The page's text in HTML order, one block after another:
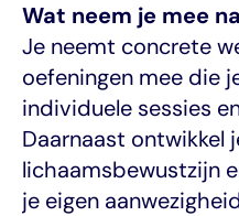
Wat neem je mee
Je neemt concrete
oefeningen mee die
individuele sessies
Daarnaast ontwikkel
lichaamsbewustzijn
je eigen